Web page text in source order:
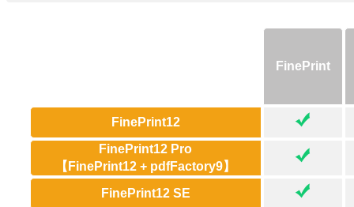
FinePrint
FinePrint12
FinePrint12 Pro
【FinePrint12 + pdfFactory9】
FinePrint12 SE